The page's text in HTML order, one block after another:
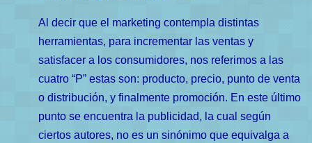
Al decir que el marketing contempla distintas
herramientas, para incrementar las ventas y
satisfacer a los consumidores, nos referimos a las
cuatro “P” estas son: producto, precio, punto de venta
o distribución, y finalmente promoción. En este último
punto se encuentra la publicidad, la cual según
ciertos autores, no es un sinónimo que equivalga a